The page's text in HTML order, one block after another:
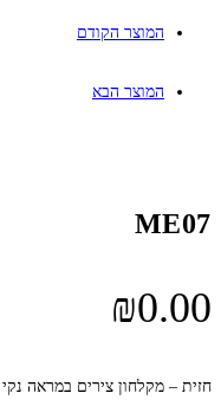
המוצר הקודם
המוצר הבא
ME07
₪0.00
חזית – מקלחון צירים במראה נקי Frameless